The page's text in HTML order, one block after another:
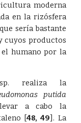
moderna
en la rizósfera
sería bastante
cuyos productos
el humano por la
realiza la
putida
a cabo la
[48,49] . La